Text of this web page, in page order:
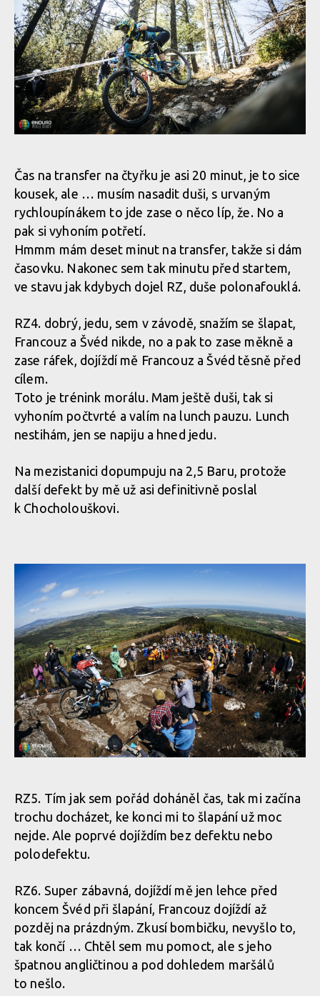
Čas na transfer na čtyřku je asi 20 minut, je to sice
kousek, ale … musím nasadit duši, s urvaným
rychloupínákem to jde zase o něco líp, že. No a
pak si vyhoním potřetí.
Hmmm mám deset minut na transfer, takže si dám
časovku. Nakonec sem tak minutu před startem,
ve stavu jak kdybych dojel RZ, duše polonafouklá.
RZ4. dobrý, jedu, sem v závodě, snažím se šlapat,
Francouz a Švéd nikde, no a pak to zase měkně a
zase ráfek, dojíždí mě Francouz a Švéd těsně před
cílem.
Toto je trénink morálu. Mam ještě duši, tak si
vyhoním počtvrté a valím na lunch pauzu. Lunch
nestihám, jen se napiju a hned jedu.
Na mezistanici dopumpuju na 2,5 Baru, protože
další defekt by mě už asi definitivně poslal
k Chocholouškovi.
RZ5. Tím jak sem pořád doháněl čas, tak mi začína
trochu docházet, ke konci mi to šlapání už moc
nejde. Ale poprvé dojíždím bez defektu nebo
polodefektu.
RZ6. Super zábavná, dojíždí mě jen lehce před
koncem Švéd při šlapání, Francouz dojíždí až
pozděj na prázdným. Zkusí bombičku, nevyšlo to,
tak končí … Chtěl sem mu pomoct, ale s jeho
špatnou angličtinou a pod dohledem maršálů
to nešlo.